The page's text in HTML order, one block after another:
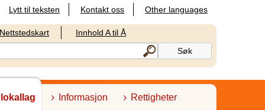
Lytt til teksten Kontakt oss Other languages
Nettstedskart Innhold A til Å
Informasjon Rettigheter